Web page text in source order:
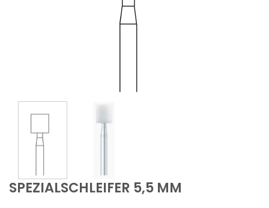
SPEZIALSCHLEIFER 5,5 MM